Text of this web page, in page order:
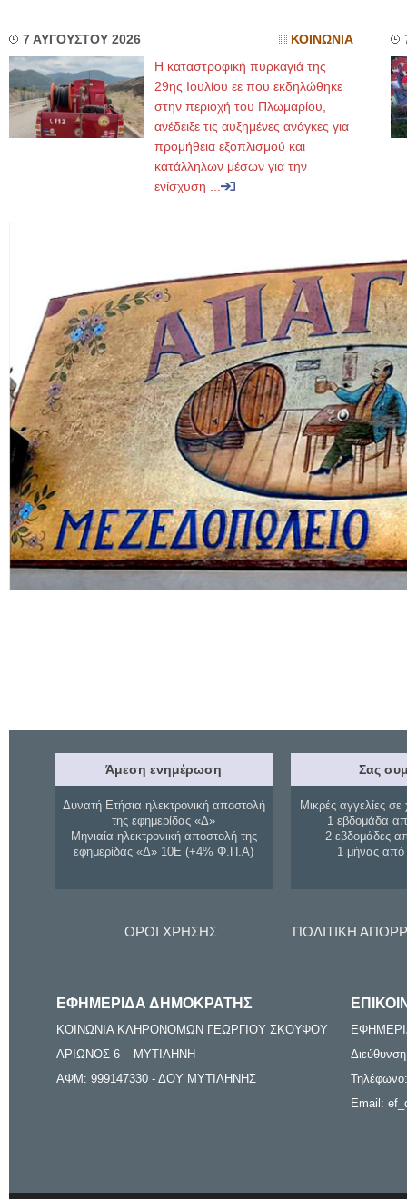
7 ΑΥΓΟΥΣΤΟΥ 2026 ΚΟΙΝΩΝΙΑ
Η καταστροφική πυρκαγιά της
29ης Ιουλίου εε που εκδηλώθηκε
στην περιοχή του Πλωμαρίου,
ανέδειξε τις αυξημένες ανάγκες για
προμήθεια εξοπλισμού και
κατάλληλων μέσων για την
ενίσχυση ...
Άμεση ενημέρωση
Δυνατή Ετήσια ηλεκτρονική αποστολή
της εφημερίδας «Δ»
Μηνιαία ηλεκτρονική αποστολή της
εφημερίδας «Δ» 10Ε (+4% Φ.Π.Α)
Σας
Μικρές αγγελίες σε
1 εβδομάδα
2 εβδομάδες
1 μήνας
ΟΡΟΙ ΧΡΗΣΗΣ ΠΟΛΙΤΙΚΗ
ΕΦΗΜΕΡΙΔΑ ΔΗΜΟΚΡΑΤΗΣ
ΚΟΙΝΩΝΙΑ ΚΛΗΡΟΝΟΜΩΝ ΓΕΩΡΓΙΟΥ ΣΚΟΥΦΟΥ
ΑΡΙΩΝΟΣ 6 – ΜΥΤΙΛΗΝΗ
ΑΦΜ: 999147330 - ΔΟΥ ΜΥΤΙΛΗΝΗΣ
Email: